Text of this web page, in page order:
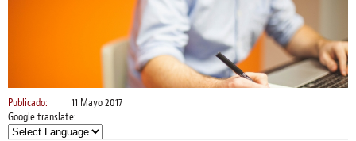
Publicado:
11 Mayo 2017
Google translate: